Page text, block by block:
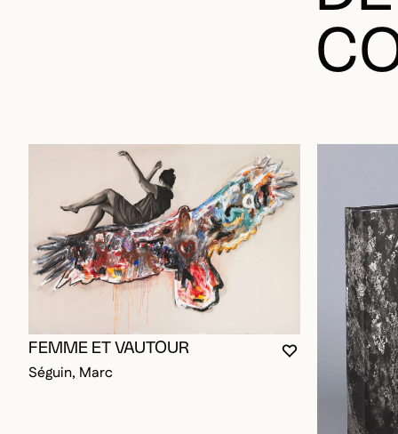
VOUS DEVEZ
FERMER LA
OUVRIR LA
FEMME ET VAUTOUR
Séguin, Marc